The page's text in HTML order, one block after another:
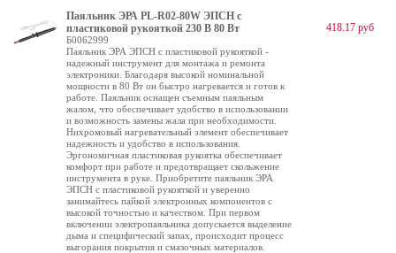
Паяльник ЭРА PL-R02-80W ЭПСН с
пластиковой рукояткой 230 В 80 Вт
Б0062999
Паяльник ЭРА ЭПСН с пластиковой рукояткой -
надежный инструмент для монтажа и ремонта
электроники. Благодаря высокой номинальной
мощности в 80 Вт он быстро нагревается и готов к
работе. Паяльник оснащен съемным паяльным
жалом, что обеспечивает удобство в использовании
и возможность замены жала при необходимости.
Нихромовый нагревательный элемент обеспечивает
надежность и удобство в использования.
Эргономичная пластиковая рукоятка обеспечивает
комфорт при работе и предотвращает скольжение
инструмента в руке. Приобретите паяльник ЭРА
ЭПСН с пластиковой рукояткой и уверенно
занимайтесь пайкой электронных компонентов с
высокой точностью и качеством. При первом
включении электропаяльника допускается выделение
дыма и специфический запах, происходит процесс
выгорания покрытия и смазочных материалов.
418.17 руб